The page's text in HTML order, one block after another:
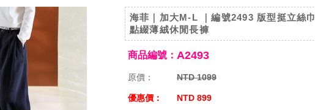
海菲｜加大M-L ｜編號2493 版型挺立絲巾
點綴薄絨休閒長褲
商品編號： A2493
原價： NTD 1099
優惠價： NTD 899